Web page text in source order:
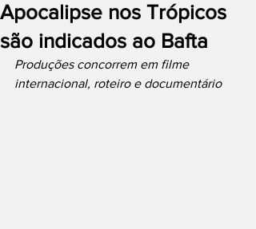
Apocalipse nos Trópicos
são indicados ao Bafta
Produções concorrem em filme
internacional, roteiro e documentário